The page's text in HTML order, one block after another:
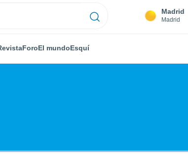
Madrid
Madrid
ForoEl mundoEsquí